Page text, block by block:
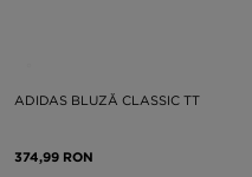
ADIDAS BLUZĂ CLASSIC TT
374,99 RON